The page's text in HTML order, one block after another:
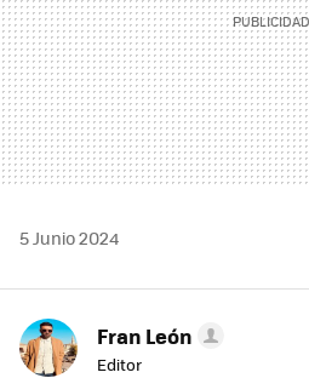
5 Junio 2024
Fran León
Editor